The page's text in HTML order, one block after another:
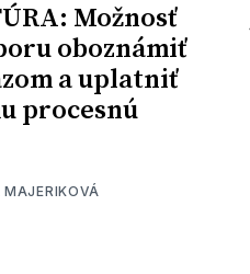
Možnosť
oboznámiť
a uplatniť
procesnú